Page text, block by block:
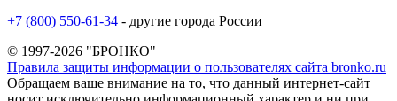
+7 (800) 550-61-34 - другие города России
© 1997-2026 "БРОНКО"
Правила защиты информации о пользователях сайта bronko.ru
Обращаем ваше внимание на то, что данный интернет-сайт